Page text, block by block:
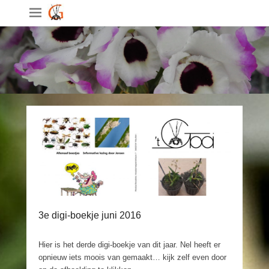
3e digi-boekje juni 2016
Hier is het derde digi-boekje van dit jaar. Nel heeft er
opnieuw iets moois van gemaakt… kijk zelf even door